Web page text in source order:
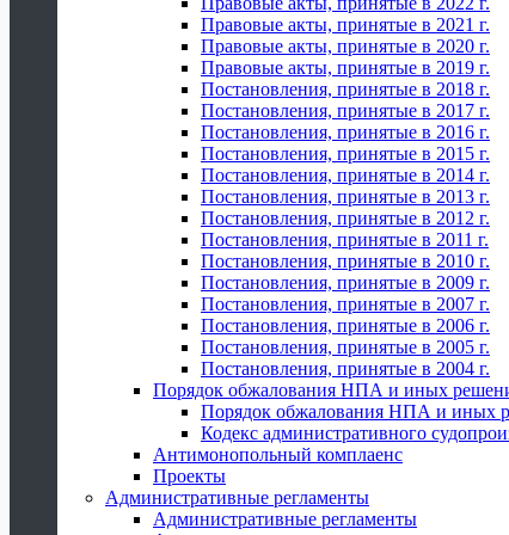
Правовые акты, принятые в 2021 г.
Правовые акты, принятые в 2020 г.
Правовые акты, принятые в 2019 г.
Постановления, принятые в 2018 г.
Постановления, принятые в 2017 г.
Постановления, принятые в 2016 г.
Постановления, принятые в 2015 г.
Постановления, принятые в 2014 г.
Постановления, принятые в 2013 г.
Постановления, принятые в 2012 г.
Постановления, принятые в 2011 г.
Постановления, принятые в 2010 г.
Постановления, принятые в 2009 г.
Постановления, принятые в 2007 г.
Постановления, принятые в 2006 г.
Постановления, принятые в 2005 г.
Постановления, принятые в 2004 г.
Порядок обжалования НПА и иных
Порядок обжалования НПА и иных
Кодекс административного
Антимонопольный комплаенс
Проекты
Административные регламенты
Административные регламенты